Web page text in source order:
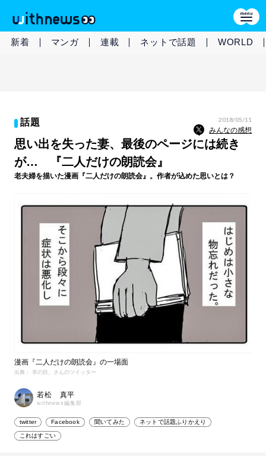
新着 マンガ 連載 ネットで話題 WORLD
話題 2018/05/11
みんなの感想
思い出を失った妻、最後のページには続き
が… 『二人だけの朗読会』
老夫婦を描いた漫画『二人だけの朗読会』。作者が込めた思いとは？
漫画『二人だけの朗読会』の一場面
出典： 羊の目。さんのツイッター
若松 真平
withnews編集部
twitter Facebook 聞いてみた ネットで話題ふりかえり
これはすごい